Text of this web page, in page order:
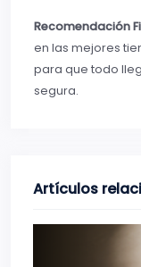
Recomendación
en las mejores
para que todo
segura.
Artículos